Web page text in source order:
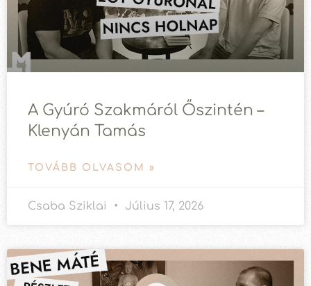
A Gyúró Szakmáról Őszintén –
Klenyán Tamás
TOVÁBB OLVASOM »
Csaba Sziklai Július 17, 2026